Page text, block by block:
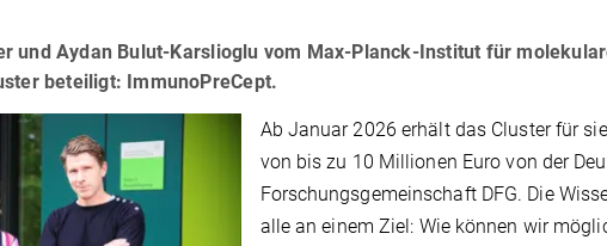
und Aydan Bulut-Karslioglu vom Max-Planck-Institut für
beteiligt: ImmunoPreCept.
Ab Januar 2026 erhält das Cluster für
von bis zu 10 Millionen Euro von der
Forschungsgemeinschaft DFG. Die
alle an einem Ziel: Wie können wir